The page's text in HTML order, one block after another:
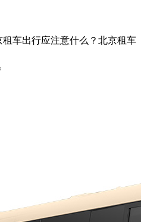
租车出行应注意什么？北京租车